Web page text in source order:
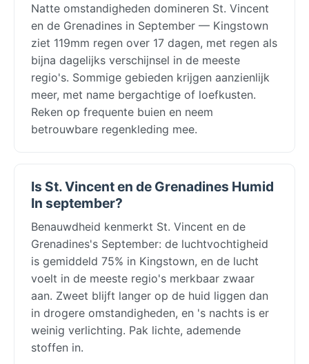
Natte omstandigheden domineren St. Vincent
en de Grenadines in September — Kingstown
ziet 119mm regen over 17 dagen, met regen als
bijna dagelijks verschijnsel in de meeste
regio's. Sommige gebieden krijgen aanzienlijk
meer, met name bergachtige of loefkusten.
Reken op frequente buien en neem
betrouwbare regenkleding mee.
Is St. Vincent en de Grenadines Humid
In september?
Benauwdheid kenmerkt St. Vincent en de
Grenadines's September: de luchtvochtigheid
is gemiddeld 75% in Kingstown, en de lucht
voelt in de meeste regio's merkbaar zwaar
aan. Zweet blijft langer op de huid liggen dan
in drogere omstandigheden, en 's nachts is er
weinig verlichting. Pak lichte, ademende
stoffen in.